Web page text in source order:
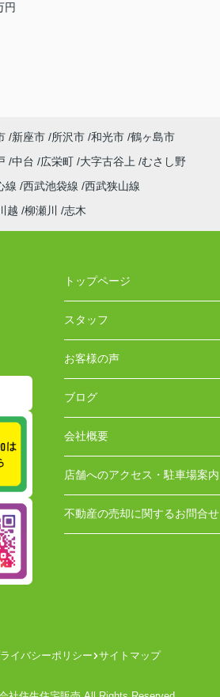
円
新座市 所沢市 和光市 鶴ヶ島市
中台 広栄町 大字古谷上
むさし野
線 西武池袋線 西武狭山線
越 柳瀬川 志木
トップページ
スタッフ
お客様の声
ブログ
会社概要
店舗へのアクセス・駐車場案内
不動産の売却に関するお問合せ
イバシーポリシー サイトマップ